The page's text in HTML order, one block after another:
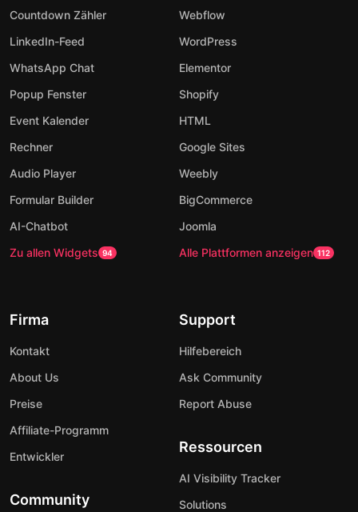
Countdown Zähler
LinkedIn-Feed
WhatsApp Chat
Popup Fenster
Event Kalender
Rechner
Audio Player
Formular Builder
AI-Chatbot
Zu allen Widgets 94
Webflow
WordPress
Elementor
Shopify
HTML
Google Sites
Weebly
BigCommerce
Joomla
Alle Plattformen anzeigen 112
Firma
Kontakt
About Us
Preise
Affiliate-Programm
Entwickler
Community
Support
Hilfebereich
Ask Community
Report Abuse
Ressourcen
AI Visibility Tracker
Solutions